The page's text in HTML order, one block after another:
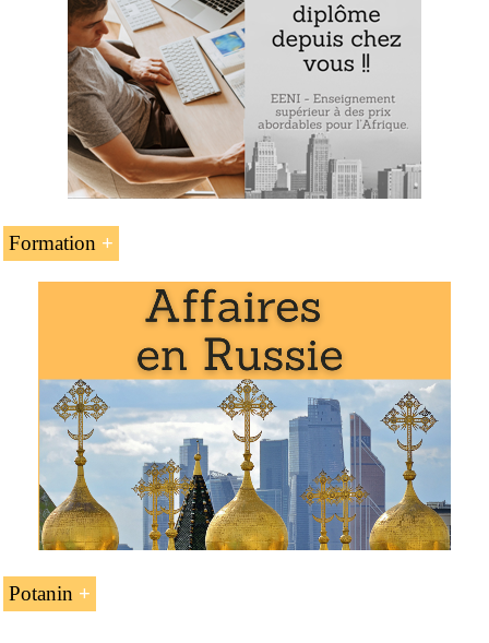
La Fondation Vladimir Potanin et son
appartenance au « Engagement de donner » de
Bill Gates
Vladimir Potanin (homme d’affaires russe orthodoxe)
Formation
L’unité d’enseignement « Vladimir Potanin (chef
d’entreprise russe) » fait partie des programmes de
l’EENI Global Business School :
Doctorat : éthique, religions et affaires
Potanin